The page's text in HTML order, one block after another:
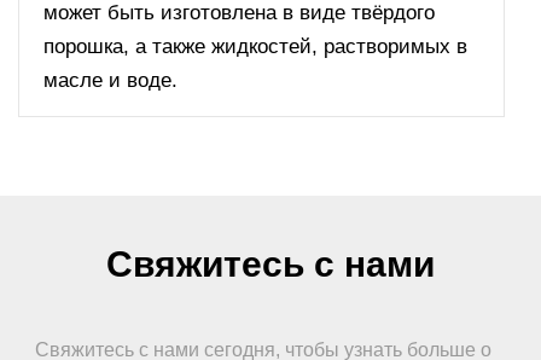
может быть изготовлена в виде твёрдого
порошка, а также жидкостей, растворимых в
масле и воде.
Свяжитесь с нами
Свяжитесь с нами сегодня, чтобы узнать больше о